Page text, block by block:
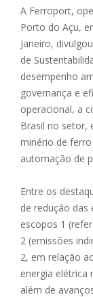
A Ferroport,
Porto do Açu,
Janeiro,
de
desempenho
governança e
operacional, a
Brasil no setor,
minério de
automação de
Entre os
de redução das
escopos 1
2 (emissões
2, em relação
energia elétrica
além de